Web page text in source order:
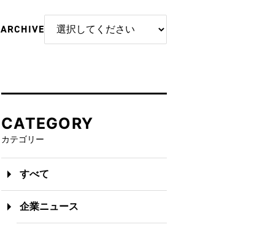
ARCHIVE
CATEGORY
カテゴリー
すべて
企業ニュース